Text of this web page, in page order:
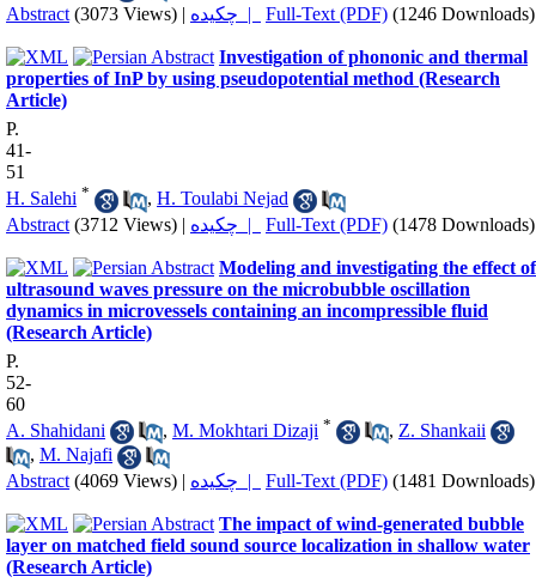
Abstract (3073 Views) | چکیده | Full-Text (PDF) (1246 Downloads)
Investigation of phononic and thermal
properties of InP by using pseudopotential method (Research
Article)
P.
41-
51
H. Salehi * , H. Toulabi Nejad
Abstract (3712 Views) | چکیده | Full-Text (PDF) (1478 Downloads)
Modeling and investigating the effect of
ultrasound waves pressure on the microbubble oscillation
dynamics in microvessels containing an incompressible fluid
(Research Article)
P.
52-
60
A. Shahidani
, M. Mokhtari Dizaji * , Z. Shankaii
, M. Najafi
Abstract (4069 Views) | چکیده | Full-Text (PDF) (1481 Downloads)
The impact of wind-generated bubble
layer on matched field sound source localization in shallow water
(Research Article)